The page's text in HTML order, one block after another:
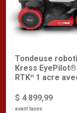
Tondeuse
Kress
RTKⁿ 1 acre
intégrée et
Supérieur
$ 4 899,99
avant taxes